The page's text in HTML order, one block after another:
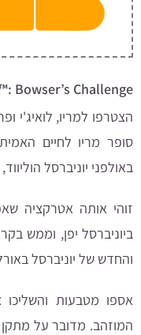
Bowser’s Challenge:
הצטרפו למריו, לואיג'י
סופר מריו לחיים
באולפני יוניברסל
ביוניברסל יפן, וממש
והחדש של יוניברסל
אספו מטבעות
המוזהב. מדובר על מתקן